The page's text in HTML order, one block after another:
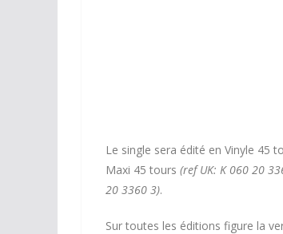
Le single sera édité en Vinyle 45
Maxi 45 tours (ref UK: K 060 20
20 3360 3).
Sur toutes les éditions figure la